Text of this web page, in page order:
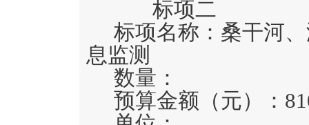
标项二
标项名称： 桑干河
息监测
数量：
预算金额（元）：